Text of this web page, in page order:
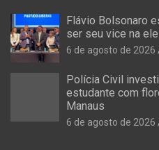
Flávio Bolsonaro
ser seu vice na
6 de agosto de 2026
Polícia Civil
estudante com
Manaus
6 de agosto de 2026